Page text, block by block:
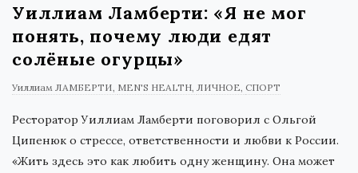
Уиллиам Ламберти: «Я не мог
понять, почему люди едят
солёные огурцы»
Уиллиам ЛАМБЕРТИ MEN'S HEALTH ЛИЧНОЕ СПОРТ
Ресторатор Уиллиам Ламберти поговорил с Ольгой
Ципенюк о стрессе, ответственности и любви к России.
«Жить здесь это как любить одну женщину. Она может